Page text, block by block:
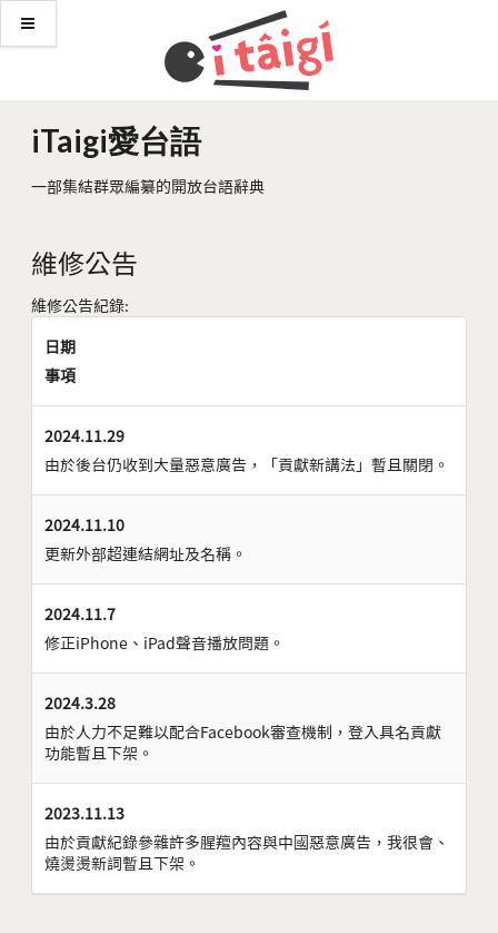
iTaigi愛台語
一部集結群眾編纂的開放台語辭典
維修公告
維修公告紀錄:
日期
事項
2024.11.29
由於後台仍收到大量惡意廣告，「貢獻新講法」暫且關閉。
2024.11.10
更新外部超連結網址及名稱。
2024.11.7
修正iPhone、iPad聲音播放問題。
2024.3.28
由於人力不足難以配合Facebook審查機制，登入具名貢獻
功能暫且下架。
2023.11.13
由於貢獻紀錄參雜許多腥羶內容與中國惡意廣告，我很會、
燒燙燙新詞暫且下架。